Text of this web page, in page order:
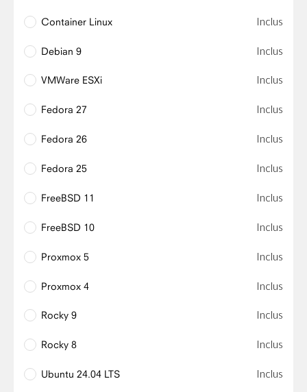
Container Linux Inclus
Debian 9 Inclus
VMWare ESXi Inclus
Fedora 27 Inclus
Fedora 26 Inclus
Fedora 25 Inclus
FreeBSD 11 Inclus
FreeBSD 10 Inclus
Proxmox 5 Inclus
Proxmox 4 Inclus
Rocky 9 Inclus
Rocky 8 Inclus
Ubuntu 24.04 LTS Inclus